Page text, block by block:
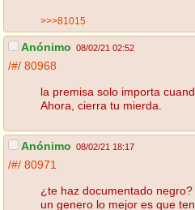
>>>81015
Anónimo 08/02/21 02:52
/#/ 80968
la premisa solo importa
Ahora, cierra tu mierda.
Anónimo 08/02/21 18:17
/#/ 80971
¿te haz documentado
un genero lo mejor es que